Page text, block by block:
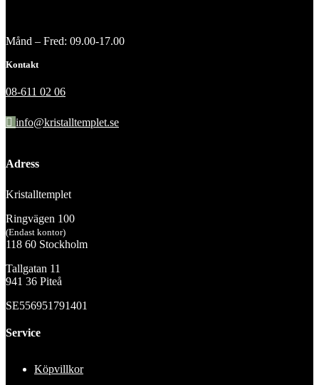
Månd – Fred: 09.00-17.00
Kontakt
08-611 02 06
info@kristalltemplet.se
Adress
Kristalltemplet
Ringvägen 100
(Endast kontor)
118 60 Stockholm
Tallgatan 11
941 36 Piteå
SE556951791401
Service
Köpvillkor